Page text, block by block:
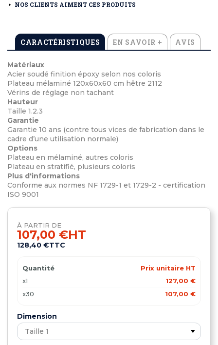
NOS CLIENTS AIMENT CES PRODUITS
CARACTÉRISTIQUES EN SAVOIR + AVIS
Matériaux
Acier soudé finition époxy selon nos coloris
Plateau mélaminé 120x60x60 cm hêtre 2112
Vérins de réglage non tachant
Hauteur
Taille 1.2.3
Garantie
Garantie 10 ans (contre tous vices de fabrication dans le
cadre d’une utilisation normale)
Options
Plateau en mélaminé, autres coloris
Plateau en stratifié, plusieurs coloris
Plus d'informations
Conforme aux normes NF 1729-1 et 1729-2 - certification
ISO 9001
À PARTIR DE
107,00 €HT
128,40 €TTC
Quantité
Prix unitaire HT
x1
127,00 €
x30
107,00 €
Dimension